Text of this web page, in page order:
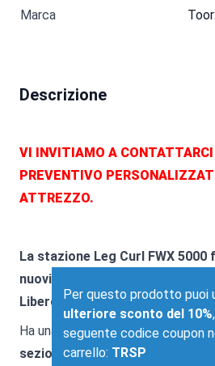
Marca
Descrizione
VI INVITIAMO A CONTATTARCI
PREVENTIVO
ATTREZZO.
La stazione Leg Curl FWX
nuovissimi modelli della linea
Libero ( free weight ) Toorx.
Ha una struttura contubolare in
sezione ovale piatta 50 x 110
Per questo prodotto puoi
ulteriore sconto del 10%
seguente codice coupon
carrello: TRSP